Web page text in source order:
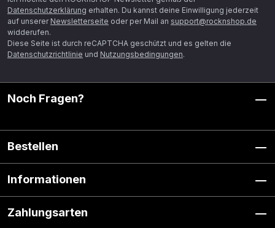
Datenschutzerklärung erhalten. Du kannst deine Einwilligung jederzeit
auf unserer Newsletterseite oder per Mail an support@rocknshop.de
widderufen.
Diese Seite ist durch reCAPTCHA geschützt und es gelten die
Datenschutzrichtlinie und Nutzungsbedingungen.
Noch Fragen?
Bestellen
Informationen
Zahlungsarten